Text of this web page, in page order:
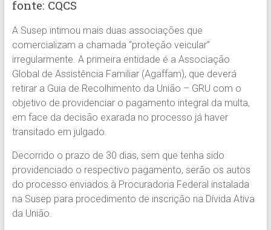
fonte: CQCS
A Susep intimou mais duas associações que
comercializam a chamada “proteção veicular”
irregularmente. A primeira entidade é a Associação
Global de Assistência Familiar (Agaffam), que deverá
retirar a Guia de Recolhimento da União – GRU com o
objetivo de providenciar o pagamento integral da multa,
em face da decisão exarada no processo já haver
transitado em julgado.
Decorrido o prazo de 30 dias, sem que tenha sido
providenciado o respectivo pagamento, serão os autos
do processo enviados à Procuradoria Federal instalada
na Susep para procedimento de inscrição na Dívida Ativa
da União.